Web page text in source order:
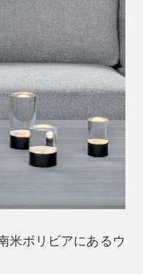
数並べても、スタイ
灯りを消してもアー
ンテリアを引き立て
間消灯を繰り返す
すれば、スイッチに
灯・消灯します。
イクル」が、便利を
点り、まるで「おか
中情報にさらされ続
感じるはずです。
えば、 4・6・8・10
米ボリビアにあるウ